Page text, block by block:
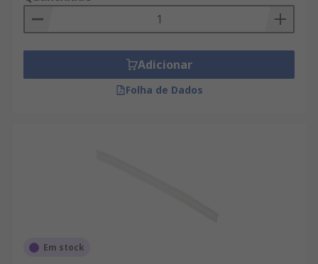
para:• Entornos de oficina para organizar cables
de ordenadores• Agrupamiento de mangueras en
una aplicación de automoción• Evitar mordeduras
de mascotas en los cablesAdicionar
Folha de Dados
Em stock